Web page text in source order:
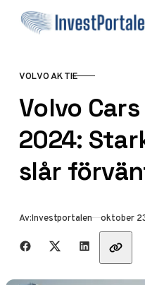
Hoppa till innehåll
KATEGORI
VOLVO AKTIE
Volvo
2024:
slår
Av:Investportalen Publicerad
oktober
Dela med vänner